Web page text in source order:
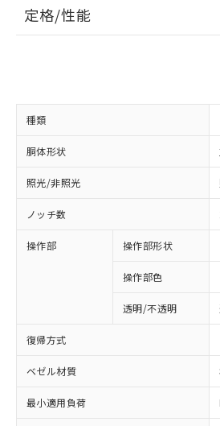
定格/性能
種類
胴体形状
照光/非照光
ノッチ数
操作部 操作部形状
操作部色
透明/不透明
復帰方式
ベゼル材質
最小適用負荷